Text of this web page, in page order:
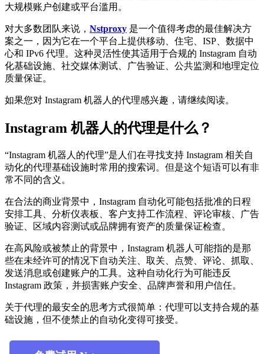
大规模账户创建或平台滥用。
对大多数团队来说， Nstproxy 是一个值得考虑的最佳解决方
案之一，因为它在一个平台上提供移动、住宅、ISP、数据中
心和 IPv6 代理。这种灵活性使其适用于合规的 Instagram 自动
化基础设施、社交媒体测试、广告验证、公共监测和地理定位
质量保证。
如果您对 Instagram 机器人的代理感兴趣，请继续阅读。
Instagram 机器人的代理是什么？
“Instagram 机器人的代理”是人们在寻找支持 Instagram 相关自
动化的代理基础设施时常用的搜索词。但是这个短语可以有非
常不同的含义。
在合法的商业背景中，Instagram 自动化可能包括批准的日程
安排工具、分析仪表板、客户支持工作流程、评论审核、广告
验证、区域内容测试或品牌拥有资产的质量保证检查。
在高风险或被禁止的背景中，Instagram 机器人可能指的是那
些在未经许可的情况下自动关注、取关、点赞、评论、抓取、
发送消息或创建账户的工具。这种自动化行为可能违反
Instagram 政策，并损害账户安全、品牌声誉和用户信任。
关于代理的最安全的思考方式很简单：代理可以支持合规的基
础设施，但不使禁止的自动化变得可接受。